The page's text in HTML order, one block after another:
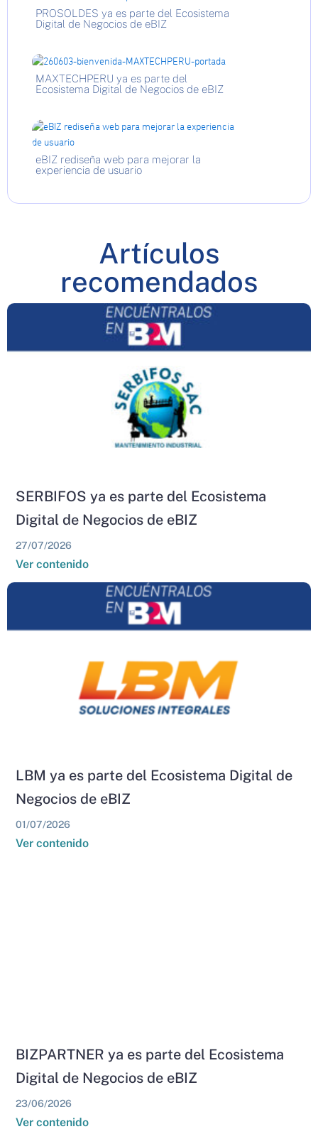
PROSOLDES ya es parte del Ecosistema
Digital de Negocios de eBIZ
MAXTECHPERU ya es parte del
Ecosistema Digital de Negocios de eBIZ
eBIZ rediseña web para mejorar la
experiencia de usuario
Artículos
recomendados
SERBIFOS ya es parte del Ecosistema
Digital de Negocios de eBIZ
27/07/2026
Ver contenido
LBM ya es parte del Ecosistema Digital de
Negocios de eBIZ
01/07/2026
Ver contenido
BIZPARTNER ya es parte del Ecosistema
Digital de Negocios de eBIZ
23/06/2026
Ver contenido